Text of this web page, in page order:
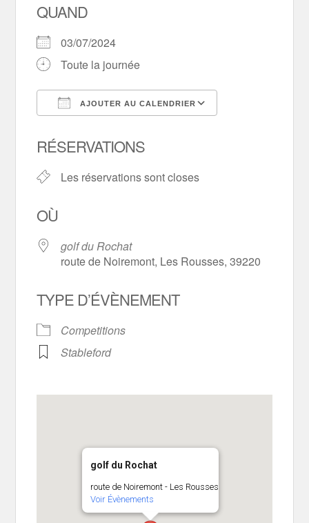
QUAND
03/07/2024
Toute la journée
AJOUTER AU CALENDRIER
RÉSERVATIONS
Les réservations sont closes
OÙ
golf du Rochat
route de Noiremont, Les Rousses, 39220
TYPE D’ÉVÈNEMENT
Competitions
Stableford
golf du Rochat
route de Noiremont - Les Rousses
Voir Évènements